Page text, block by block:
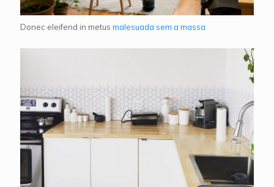
Donec eleifend in metus malesuada sem a massa